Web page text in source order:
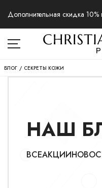
Дополнительная скидка 10%
БЛОГ / СЕКРЕТЫ КОЖИ
НАШ
ВСЕАКЦИИ